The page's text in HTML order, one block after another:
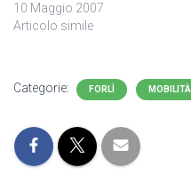
10 Maggio 2007
Articolo simile
Categorie: FORLÌ MOBILITÀ